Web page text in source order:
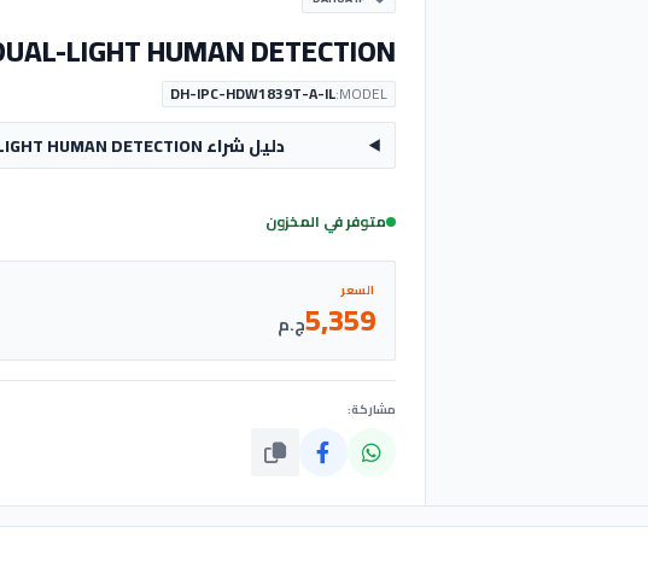
LIGHT HUMAN DETECTION
MODEL:
DH-IPC-HDW1839T-A-IL
دليل شراء CAM DAH IP 8MP TURRET MIC DUAL-LIGHT HUMAN DETECTION
متوفر في المخزون
السعر
5,359ج.م
مشاركة: